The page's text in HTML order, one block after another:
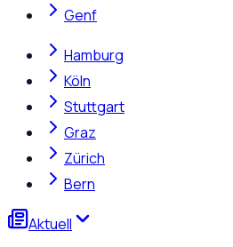
Genf
Hamburg
Köln
Stuttgart
Graz
Zürich
Bern
Aktuell